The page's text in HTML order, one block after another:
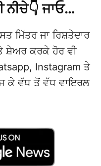
ਜਾਓ…
ਮਿੱਤਰ ਜਾ ਰਿਸ਼ਤੇਦਾਰ
ਸ਼ੇਅਰ ਕਰਕੇ ਹੋਰ ਵੀ
Instagram ਤੇ
ਕੇ ਵੱਧ ਤੋਂ ਵੱਧ ਵਾਇਰਲ